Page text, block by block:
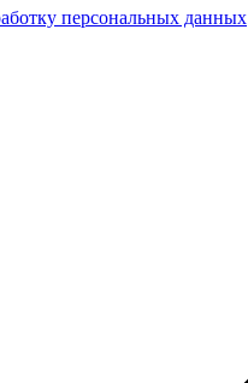
персональных данных